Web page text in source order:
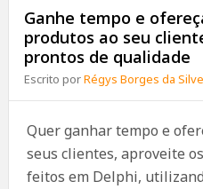
Ganhe tempo e
produtos ao seu
prontos de qualidade
Escrito porRégys Borges da
Quer ganhar tempo e
seus clientes, aproveite
feitos em Delphi,